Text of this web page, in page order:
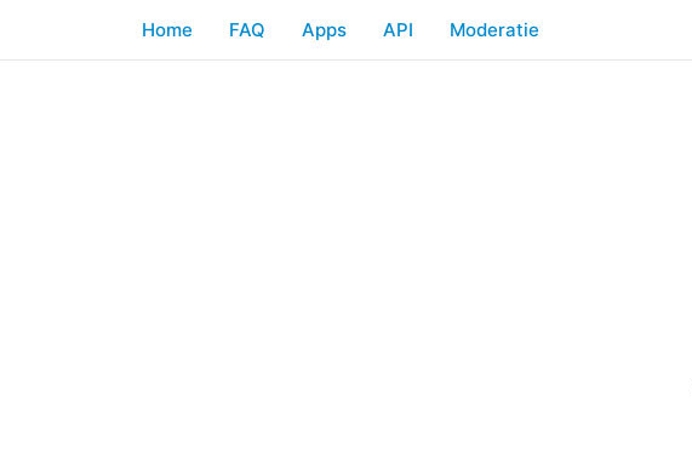
Home FAQ Apps API Moderatie